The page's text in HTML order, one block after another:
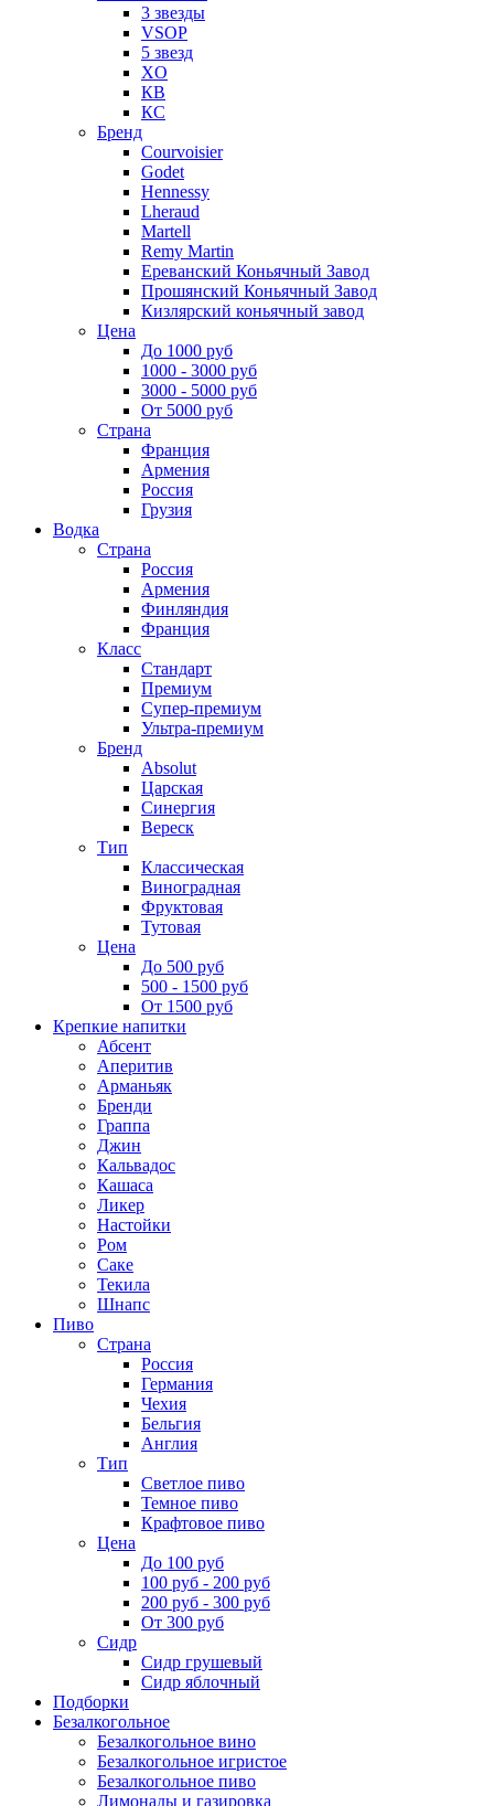
3 звезды
VSOP
5 звезд
XO
КВ
КС
Бренд
Courvoisier
Godet
Hennessy
Lheraud
Martell
Remy Martin
Ереванский Коньячный Завод
Прошянский Коньячный Завод
Кизлярский коньячный завод
Цена
До 1000 руб
1000 - 3000 руб
3000 - 5000 руб
От 5000 руб
Страна
Франция
Армения
Россия
Грузия
Водка
Страна
Россия
Армения
Финляндия
Франция
Класс
Стандарт
Премиум
Супер-премиум
Ультра-премиум
Бренд
Absolut
Царская
Синергия
Вереск
Тип
Классическая
Виноградная
Фруктовая
Тутовая
Цена
До 500 руб
500 - 1500 руб
От 1500 руб
Крепкие напитки
Абсент
Аперитив
Арманьяк
Бренди
Граппа
Джин
Кальвадос
Кашаса
Ликер
Настойки
Ром
Саке
Текила
Шнапс
Пиво
Страна
Россия
Германия
Чехия
Бельгия
Англия
Тип
Светлое пиво
Темное пиво
Крафтовое пиво
Цена
До 100 руб
100 руб - 200 руб
200 руб - 300 руб
От 300 руб
Сидр
Сидр грушевый
Сидр яблочный
Подборки
Безалкогольное
Безалкогольное вино
Безалкогольное игристое
Безалкогольное пиво
Лимонады и газировка